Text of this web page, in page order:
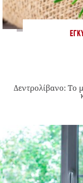
Δεντρολίβανο: Το